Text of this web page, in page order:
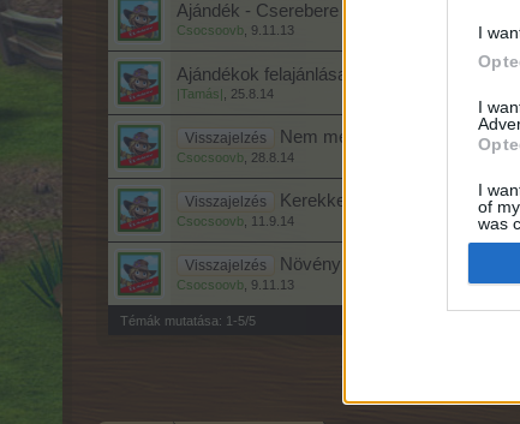
I
I
I
of
was
Ajándék - Cserebere - Új szabályokkal!
Csocsoovb 9.11.13
Ajándékok felajánlása, kérése, cseréje
|Tamás| 25.8.14
Visszajelzés Nem megbízható
Csocsoovb 28.8.14
Visszajelzés Kerekkerekes csevegő /
Csocsoovb 11.9.14
Visszajelzés Növénynemesítési
Csocsoovb 9.11.13
Témák mutatása: 1-5/5